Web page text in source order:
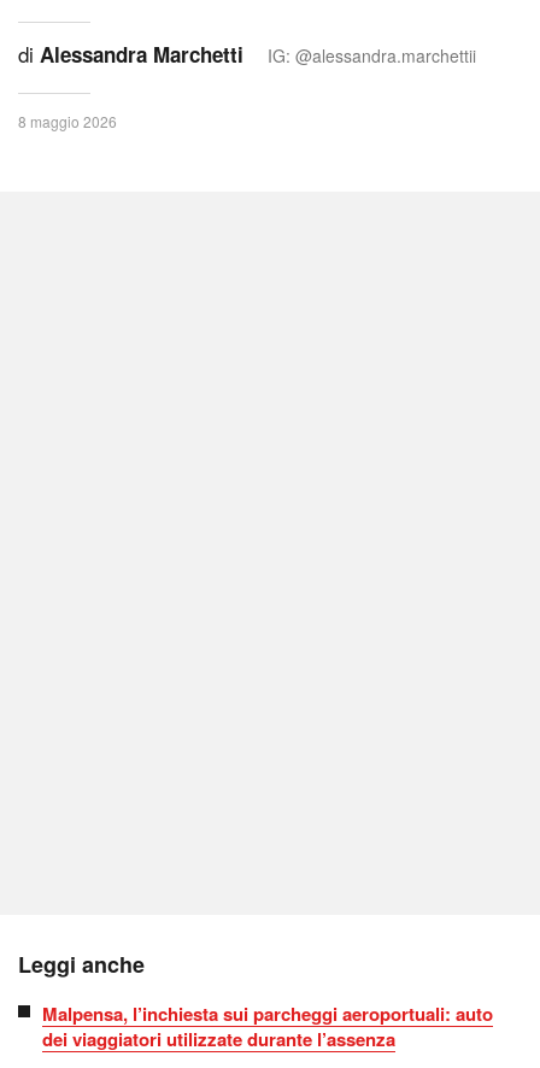
di Alessandra Marchetti IG: @alessandra.marchettii
8 maggio 2026
Leggi anche
Malpensa, l’inchiesta sui parcheggi aeroportuali: auto
dei viaggiatori utilizzate durante l’assenza